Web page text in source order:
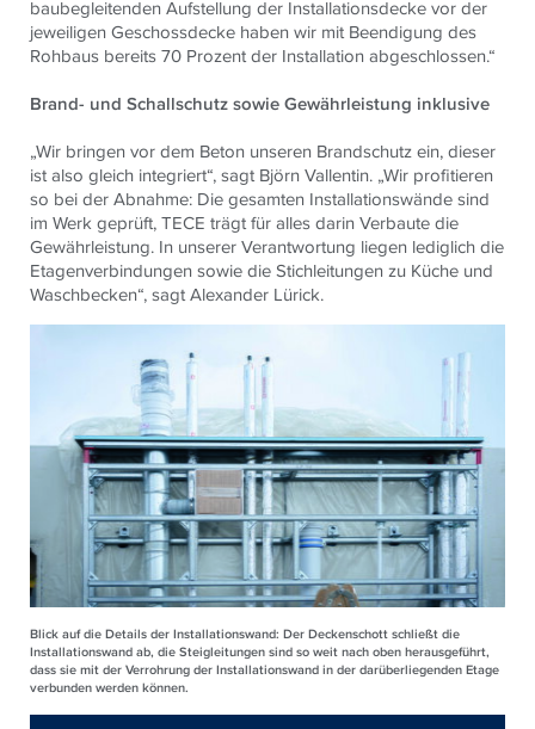
baubegleitenden Aufstellung der Installationsdecke vor der
jeweiligen Geschossdecke haben wir mit Beendigung des
Rohbaus bereits 70 Prozent der Installation abgeschlossen.“
Brand- und Schallschutz sowie Gewährleistung inklusive
„Wir bringen vor dem Beton unseren Brandschutz ein, dieser
ist also gleich integriert“, sagt Björn Vallentin. „Wir profitieren
so bei der Abnahme: Die gesamten Installationswände sind
im Werk geprüft,TECE trägt für alles darin Verbaute die
Gewährleistung. In unserer Verantwortung liegen lediglich die
Etagenverbindungen sowie die Stichleitungen zu Küche und
Waschbecken“, sagt Alexander Lürick.
Blick auf die Details der Installationswand: Der Deckenschott schließt die
Installationswand ab, die Steigleitungen sind so weit nach oben herausgeführt,
dass sie mit der Verrohrung der Installationswand in der darüberliegenden Etage
verbunden werden können.